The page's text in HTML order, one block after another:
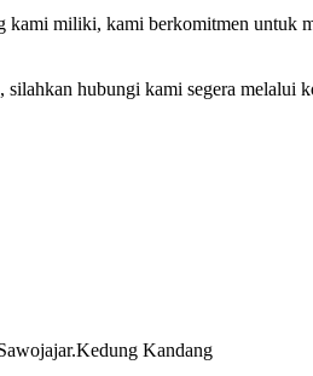
miliki, kami berkomitmen untuk
hubungi kami segera melalui
Kandang